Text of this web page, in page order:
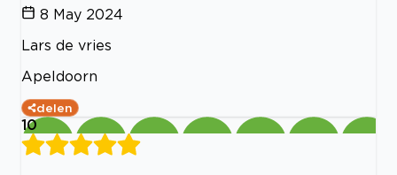
8 May 2024
Lars de vries
Apeldoorn
delen
10